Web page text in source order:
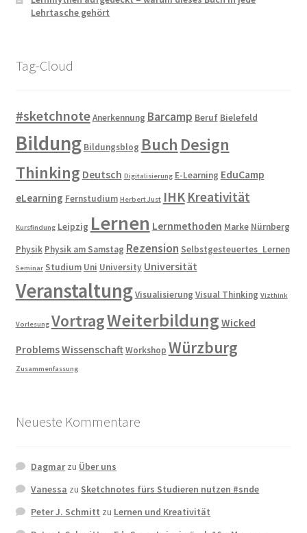
Lehrtasche gehört
Tag-Cloud
#sketchnoteAnerkennung Barcamp Beruf Bielefeld
Bildung Bildungsblog Buch Design
Thinking Deutsch Digitalisierung E-Learning EduCamp
eLearning Fernstudium Herbert Just IHK Kreativität
Kursfindung Leipzig Lernen Lernmethoden Marke Nürnberg
Physik Physik am Samstag Rezension Selbstgesteuertes_Lernen
Seminar Studium Uni University Universität
VeranstaltungVisualisierung Visual Thinking Vizthink
Vorlesung VortragWeiterbildung Wicked
ProblemsWissenschaftWorkshop Würzburg
Zusammenfassung
Neueste Kommentare
Dagmarzu Über uns
Vanessa zu Sketchnotes fürs Studieren nutzen #snde
Peter J. Schmitt zu Lernen und Kreativität